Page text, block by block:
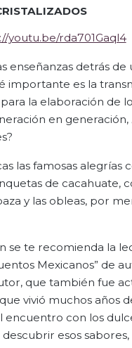
youtu.be/rda701Gaql4
enseñanzas detrás de
importante es la
la elaboración de
en generación,
las famosas alegrías
de cacahuate,
y las obleas, por
se te recomienda la
Mexicanos” de
que también fue
vivió muchos años
encuentro con los
esos